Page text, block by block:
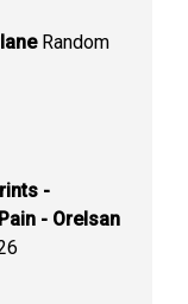
Random
-
- Orelsan